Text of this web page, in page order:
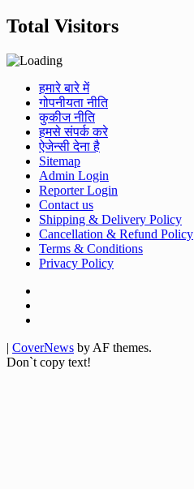
Total Visitors
हमारे बारे में
गोपनीयता नीति
कुकीज नीति
हमसे संपर्क करे
ऐजेन्सी देना है
Sitemap
Admin Login
Reporter Login
Contact us
Shipping & Delivery Policy
Cancellation & Refund Policy
Terms & Conditions
Privacy Policy
| CoverNews by AF themes.
Don`t copy text!